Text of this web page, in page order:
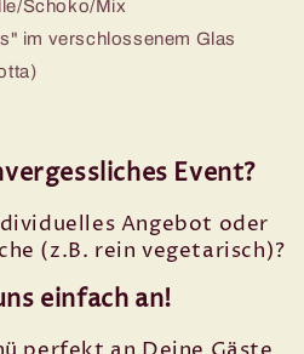
Schoko/Mix
im verschlossenem Glas
Event?
Angebot oder
(z.B. rein vegetarisch)?
einfach an!